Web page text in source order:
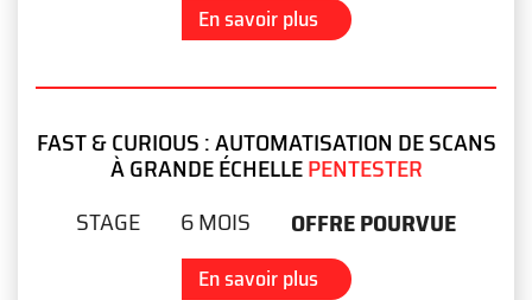
En savoir plus
FAST & CURIOUS : AUTOMATISATION DE SCANS
À GRANDE ÉCHELLEPENTESTER
STAGE
6 MOIS OFFRE POURVUE
En savoir plus